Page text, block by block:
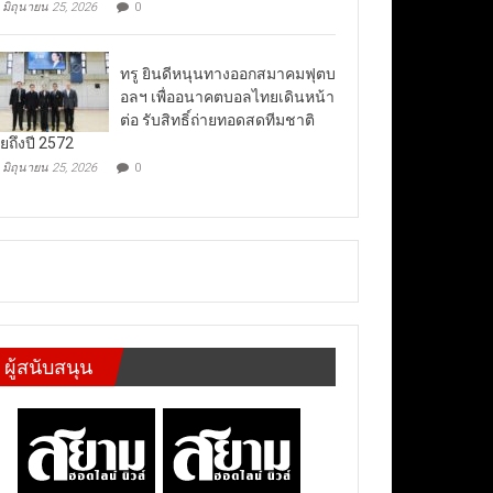
มิถุนายน 25, 2026 0
ทรู ยินดีหนุนทางออกสมาคมฟุตบ
อลฯ เพื่ออนาคตบอลไทยเดินหน้า
ต่อ รับสิทธิ์ถ่ายทอดสดทีมชาติ
ถึงปี 2572
มิถุนายน 25, 2026 0
ผู้สนับสนุน